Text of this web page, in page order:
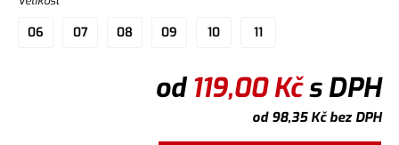
06 07 08 09 10 11
od119,00Kčs DPH
od 98,35Kčbez DPH